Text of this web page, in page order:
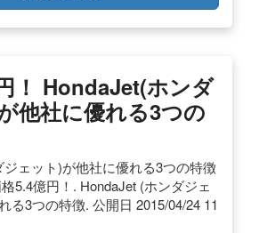
！ HondaJet(ホンダ
他社に優れる3つの
ジェット)が他社に優れる3つの特徴
5.4億円！. HondaJet (ホンダジェ
る3つの特徴. 公開日 2015/04/24 11